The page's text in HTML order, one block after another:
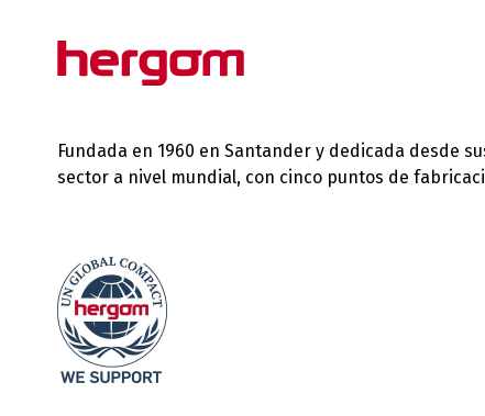
Fundada en 1960 en Santander y dedicada desde
sector a nivel mundial, con cinco puntos de